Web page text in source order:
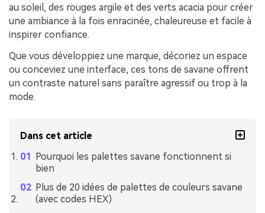
au soleil, des rouges argile et des verts acacia pour créer
une ambiance à la fois enracinée, chaleureuse et facile à
inspirer confiance.
Que vous développiez une marque, décoriez un espace
ou conceviez une interface, ces tons de savane offrent
un contraste naturel sans paraître agressif ou trop à la
mode.
Dans cet article
Pourquoi les palettes savane fonctionnent si
bien
Plus de 20 idées de palettes de couleurs savane
(avec codes HEX)